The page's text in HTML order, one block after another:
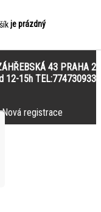
43 PRAHA 2
12-15h TEL:774730933
Nová registrace
je prázdný